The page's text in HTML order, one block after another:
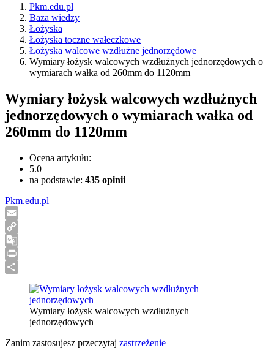
Pkm.edu.pl
Baza wiedzy
Łożyska
Łożyska toczne wałeczkowe
Łożyska walcowe wzdłużne jednorzędowe
Wymiary łożysk walcowych wzdłużnych jednorzędowych o
wymiarach wałka od 260mm do 1120mm
Wymiary łożysk walcowych wzdłużnych
jednorzędowych o wymiarach wałka od
260mm do 1120mm
Ocena artykułu:
5.0
na podstawie: 435 opinii
Pkm.edu.pl
Email
Copy
Link
Google
Translate
Print
Wymiary łożysk walcowych wzdłużnych
jednorzędowych
Zanim zastosujesz przeczytaj zastrzeżenie